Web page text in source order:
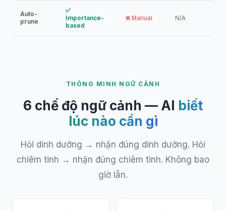
Auto-
prune
✅
Importance-
based
❌ Manual N/A
THÔNG MINH NGỮ CẢNH
6 chế độ ngữ cảnh — AI biết
lúc nào cần gì
Hỏi dinh dưỡng → nhận đúng dinh dưỡng. Hỏi
chiêm tinh → nhận đúng chiêm tinh. Không bao
giờ lẫn.